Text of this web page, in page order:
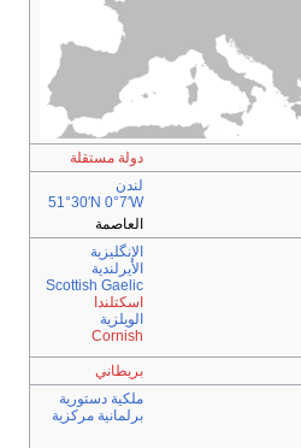
دولة مستقلة
لندن
51°30′N 0°7′W
العاصمة
الإنگليزية
الأيرلندية
Scottish Gaelic
اسكتلندا
الويلزية
Cornish
بريطاني
ملكية دستورية
برلمانية مركزية